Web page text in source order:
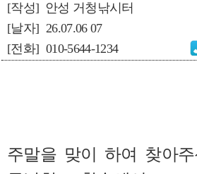
[작성] 안성 거청낚시터
[날자] 26.07.06 07
[전화] 010-5644-1234
주말을 맞이 하여 찾아주